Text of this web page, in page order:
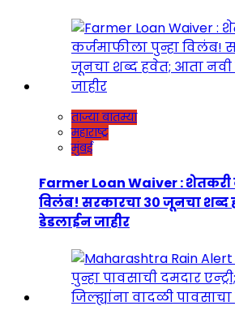
ताज्या बातम्या
महाराष्ट्र
मुंबई
Farmer Loan Waiver : शेतकरी
विलंब! सरकारचा ३० जूनचा शब्द
डेडलाईन जाहीर